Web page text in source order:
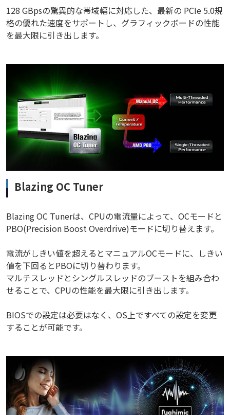
128 GBpsの驚異的な帯域幅に対応した、最新の PCIe 5.0規
格の優れた速度をサポートし、グラフィックボードの性能
を最大限に引き出します。
Blazing OC Tuner
Blazing OC Tunerは、CPUの電流量によって、OCモードと
PBO(Precision Boost Overdrive)モードに切り替えます。
電流がしきい値を超えるとマニュアルOCモードに、しきい
値を下回るとPBOに切り替わります。
マルチスレッドとシングルスレッドのブーストを組み合わ
せることで、CPUの性能を最大限に引き出します。
BIOSでの設定は必要はなく、OS上ですべての設定を変更
することが可能です。